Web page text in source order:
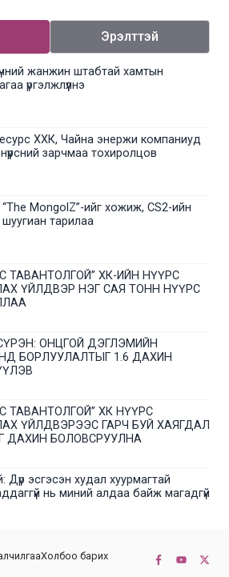
Эрэлттэй
жанжин штабтай хамтын
үргэлжлүүлнэ
ХХК, Чайна энержи компаниуд
зарчмаа тохиролцов
“The MongolZ”-ийг хожиж, CS2-ийн
тарилаа
ТАВАНТОЛГОЙ” ХК-ИЙН НҮҮРС
ҮЙЛДВЭР НЭГ САЯ ТОНН НҮҮРС
ОНЦГОЙ ДЭГЛЭМИЙН
БОРЛУУЛАЛТЫГ 1.6 ДАХИН
ТАВАНТОЛГОЙ” ХК НҮҮРС
ҮЙЛДВЭРЭЭС ГАРЧ БУЙ ХАЯГДАЛ
ДАХИН БОЛОВСРУУЛНА
Дүр эсгэсэн худал хуурмагтай
нь миний алдаа байж магадгүй
ТӨЛӨӨЛӨЛ НҮҮРС
Холбоо барих